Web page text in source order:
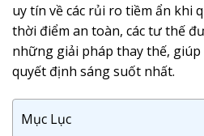
uy tín về các rủi ro tiềm ẩn khi
thời điểm an toàn, các tư thế
những giải pháp thay thế,
quyết định sáng suốt nhất.
Mục Lục